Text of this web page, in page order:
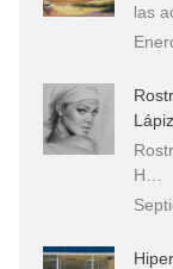
las
H…